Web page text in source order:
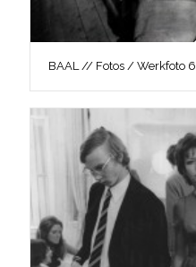
BAAL // Fotos / Werkfoto 6